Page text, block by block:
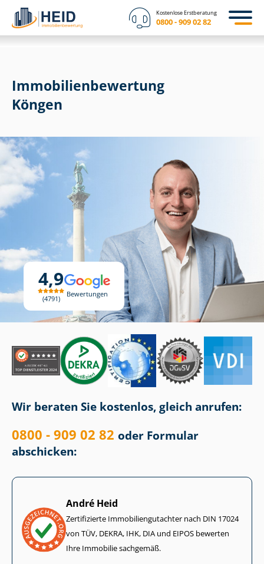
Kostenlose Erstberatung
0800 - 909 02 82
4,9
4791
Bewertungen
Immobilien­bewertung
Köngen
Wir beraten Sie kostenlos, gleich anrufen:
0800 - 909 02 82 oder Formular
abschicken:
André Heid
Zertifizierte Im­mo­bi­li­en­gut­ach­ter nach DIN 17024
von TÜV, DEKRA, IHK, DIA und EIPOS bewerten
Ihre Immobilie sachgemäß.